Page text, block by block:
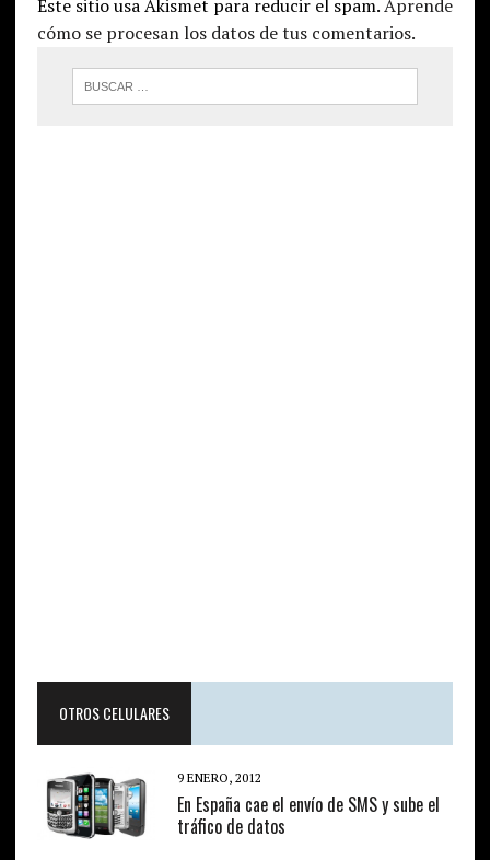
Este sitio usa Akismet para reducir el spam.Aprende
cómo se procesan los datos de tus comentarios.
OTROS CELULARES
9 ENERO, 2012
En España cae el envío de SMS y sube el
tráfico de datos